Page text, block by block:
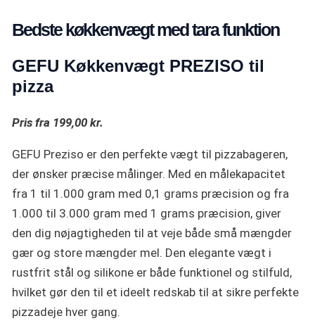
Bedste køkkenvægt med tara funktion
GEFU Køkkenvægt PREZISO til
pizza
Pris fra 199,00 kr.
GEFU Preziso er den perfekte vægt til pizzabageren,
der ønsker præcise målinger. Med en målekapacitet
fra 1 til 1.000 gram med 0,1 grams præcision og fra
1.000 til 3.000 gram med 1 grams præcision, giver
den dig nøjagtigheden til at veje både små mængder
gær og store mængder mel. Den elegante vægt i
rustfrit stål og silikone er både funktionel og stilfuld,
hvilket gør den til et ideelt redskab til at sikre perfekte
pizzadeje hver gang.